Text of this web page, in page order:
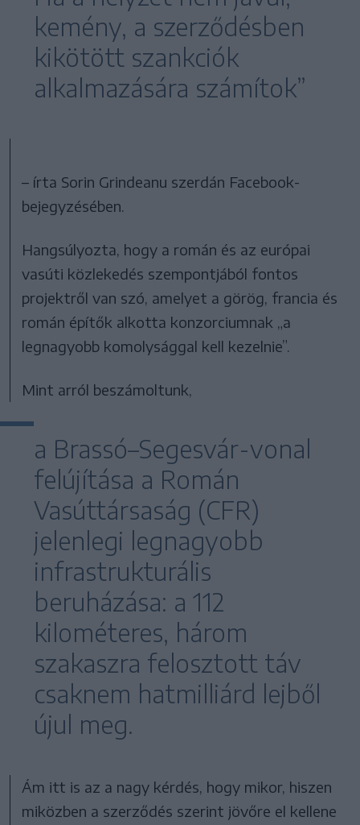
kemény, a szerződésben
kikötött szankciók
alkalmazására számítok”
– írta Sorin Grindeanu szerdán Facebook-
bejegyzésében.
Hangsúlyozta, hogy a román és az európai
vasúti közlekedés szempontjából fontos
projektről van szó, amelyet a görög, francia és
román építők alkotta konzorciumnak „a
legnagyobb komolysággal kell kezelnie”.
Mint arról beszámoltunk,
a Brassó–Segesvár-vonal
felújítása a Román
Vasúttársaság (CFR)
jelenlegi legnagyobb
infrastrukturális
beruházása: a 112
kilométeres, három
szakaszra felosztott táv
csaknem hatmilliárd lejből
újul meg.
Ám itt is az a nagy kérdés, hogy mikor, hiszen
miközben a szerződés szerint jövőre el kellene